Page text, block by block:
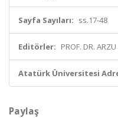
Sayfa Sayıları: ss.17-48
Editörler: PROF. DR.
Atatürk Üniversitesi
Paylaş